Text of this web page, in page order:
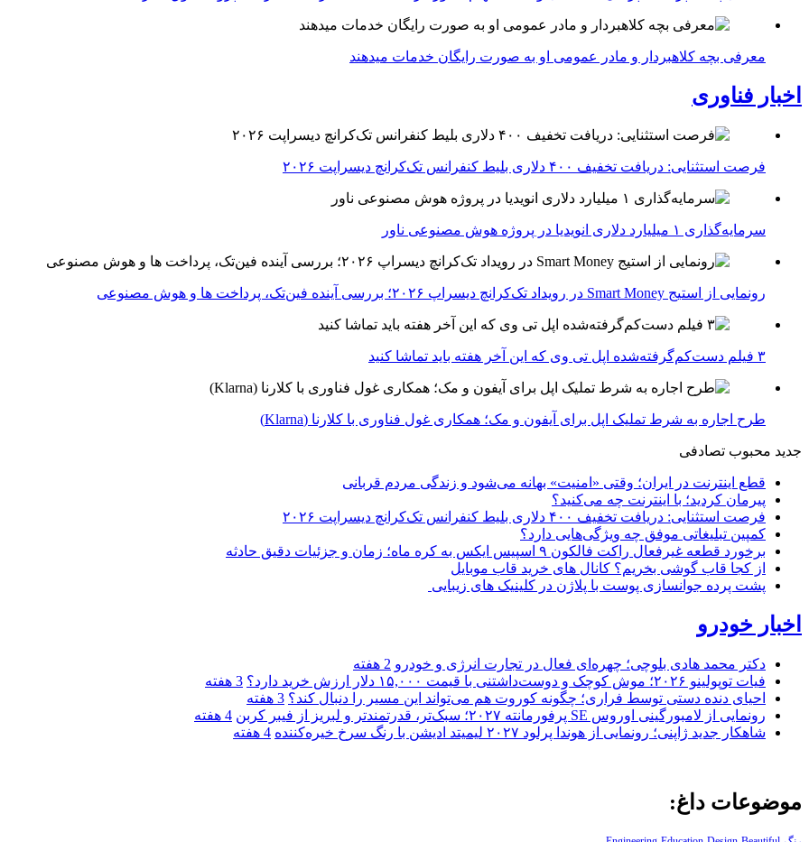
معرفی بچه کلاهبردار و مادر عمومی او به صورت رایگان خدمات میدهند
اخبار فناوری
فرصت استثنایی: دریافت تخفیف ۴۰۰ دلاری بلیط کنفرانس تک‌کرانچ دیسراپت ۲۰۲۶
سرمایه‌گذاری ۱ میلیارد دلاری انویدیا در پروژه هوش مصنوعی ناور
رونمایی از استیج Smart Money در رویداد تک‌کرانچ دیسراپ ۲۰۲۶؛ بررسی آینده فین‌تک، پرداخت‌ ها و هوش مصنوعی
۳ فیلم دست‌کم‌گرفته‌شده اپل تی وی که این آخر هفته باید تماشا کنید
طرح اجاره به شرط تملیک اپل برای آیفون و مک؛ همکاری غول فناوری با کلارنا (Klarna)
جدید محبوب تصادفی
قطع اینترنت در ایران؛ وقتی «امنیت» بهانه می‌شود و زندگی مردم قربانی
پیرمان کردید؛ با اینترنت چه می‌کنید؟
فرصت استثنایی: دریافت تخفیف ۴۰۰ دلاری بلیط کنفرانس تک‌کرانچ دیسراپت ۲۰۲۶
کمپین تبلیغاتی موفق چه ویژگی‌هایی دارد؟
برخورد قطعه غیرفعال راکت فالکون ۹ اسپیس ایکس به کره ماه؛ زمان و جزئیات دقیق حادثه
از کجا قاب گوشی بخریم؟ کانال های خرید قاب موبایل
پشت پرده جوانسازی پوست با پلاژن در کلینیک های زیبایی
اخبار خودرو
دکتر محمد هادی بلوچی؛ چهره‌ای فعال در تجارت انرژی و خودرو 2 هفته
فیات توپولینو ۲۰۲۶؛ موش کوچک و دوست‌داشتنی با قیمت ۱۵,۰۰۰ دلار ارزش خرید دارد؟
3 هفته
احیای دنده دستی توسط فراری؛ چگونه کوروت هم می‌تواند این مسیر را دنبال کند؟ 3 هفته
رونمایی از لامبورگینی اوروس SE پرفورمانته ۲۰۲۷؛ سبک‌تر، قدرتمندتر و لبریز از فیبر کربن
4 هفته
شاهکار جدید ژاپنی؛ رونمایی از هوندا پرلود ۲۰۲۷ لیمیتد ادیشن با رنگ سرخ خیره‌کننده
4 هفته
موضوعات داغ: